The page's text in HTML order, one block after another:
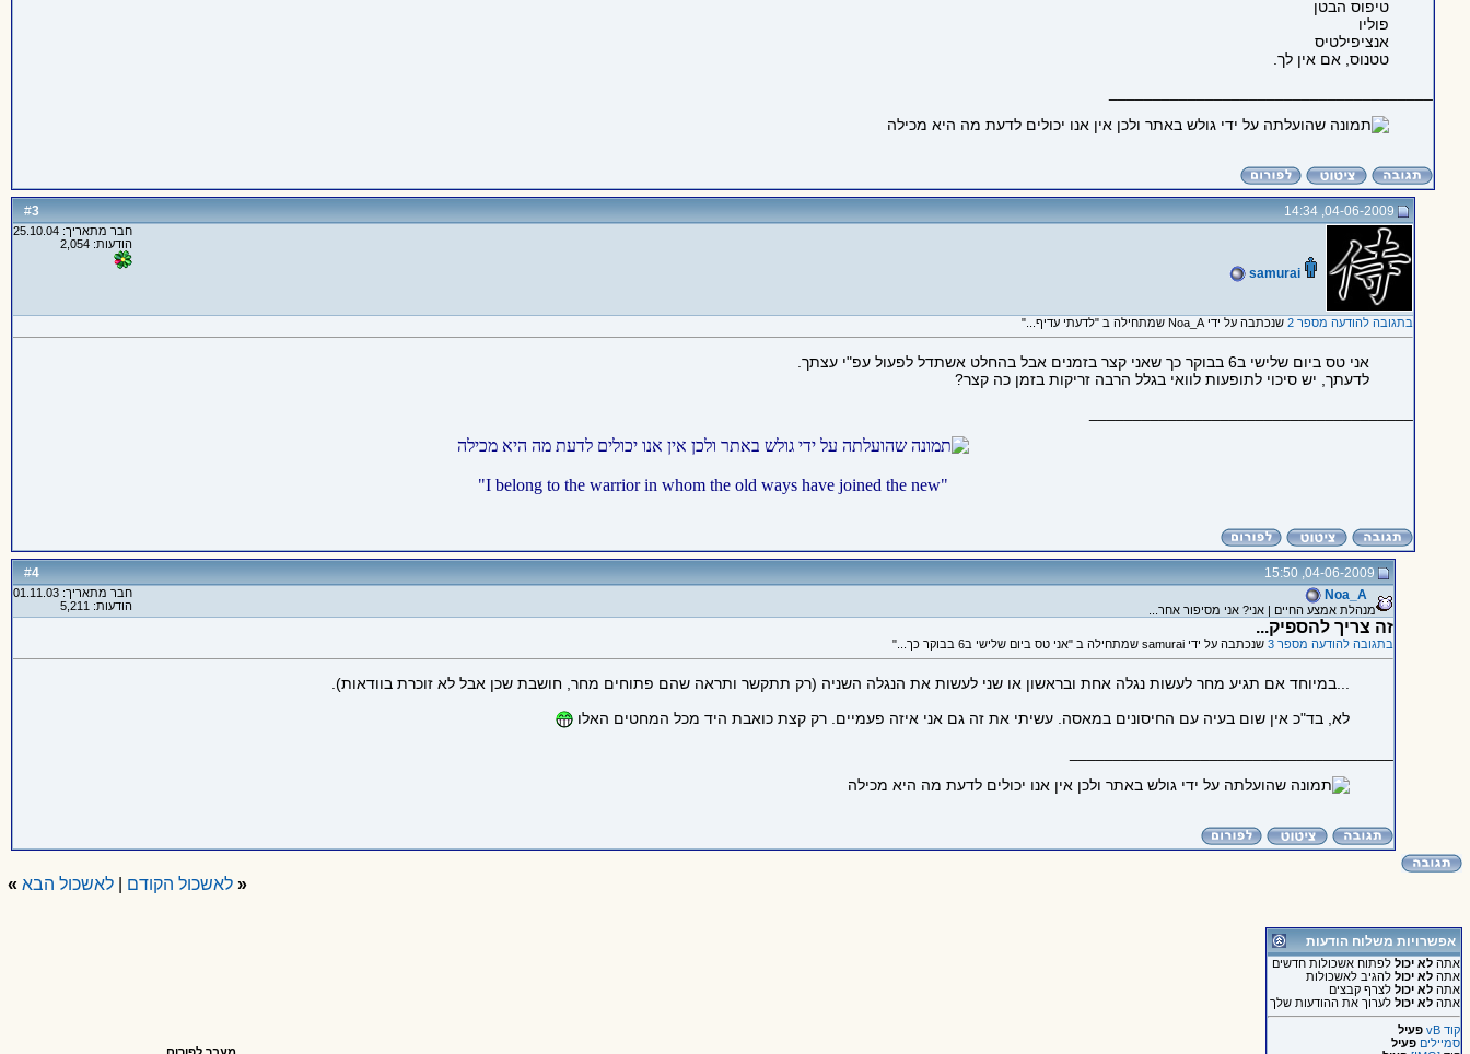
טיפוס הבטן
פוליו
אנציפילטיס
טטנוס, אם אין לך.
#
3 04-06-2009, 14:34
samurai
חבר מתאריך: 25.10.04
הודעות: 2,054
בתגובה להודעה מספר 2 שנכתבה על ידי Noa_A שמתחילה ב "לדעתי עדיף..."
אני טס ביום שלישי ב6 בבוקר כך שאני קצר בזמנים אבל בהחלט אשתדל לפעול עפ"י עצתך.
לדעתך, יש סיכוי לתופעות לוואי בגלל הרבה זריקות בזמן כה קצר?
"I belong to the warrior in whom the old ways have
joined the new"
#
4
04-06-2009, 15:50
Noa_A
מנהלת אמצע החיים | אני? אני מסיפור אחר...
חבר מתאריך: 01.11.03
הודעות: 5,211
זה צריך להספיק...
בתגובה להודעה מספר 3 שנכתבה על ידי samurai שמתחילה ב "אני טס ביום שלישי ב6 בבוקר כך..."
...במיוחד אם תגיע מחר לעשות נגלה אחת ובראשון או שני לעשות את הנגלה השניה (רק תתקשר ותראה שהם פתוחים מחר, חושבת שכן אבל לא זוכרת בוודאות).
לא, בד"כ אין שום בעיה עם החיסונים במאסה. עשיתי את זה גם אני איזה פעמיים. רק קצת כואבת היד מכל המחטים האלו
« לאשכול הקודם |לאשכול הבא »
אפשרויות משלוח הודעות
אתה לא יכוללפתוח אשכולות חדשים
אתה לא יכוללהגיב לאשכולות
אתה לא יכוללצרף קבצים
אתה לא יכוללערוך את ההודעות שלך
קוד vB
פעיל
סמיילים פעיל